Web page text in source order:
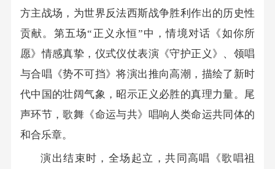
方主战场，为世界反法西斯战争胜利作出的历史性
贡献。第五场“正义永恒”中，情境对话《如你所
愿》情感真挚，仪式仪仗表演《守护正义》、领唱
与合唱《势不可挡》将演出推向高潮，描绘了新时
代中国的壮阔气象，昭示正义必胜的真理力量。尾
声环节，歌舞《命运与共》唱响人类命运共同体的
和合乐章。
演出结束时，全场起立，共同高唱《歌唱祖